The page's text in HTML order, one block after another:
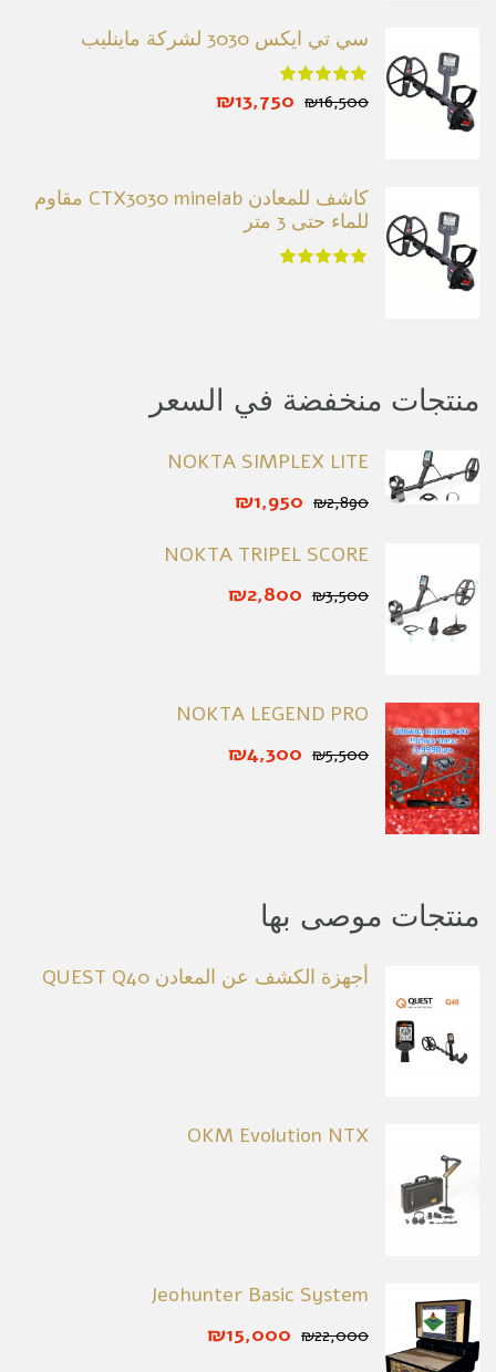
سي تي ايكس 3030 لشركة ماينليب
₪16,500
₪13,750
كاشف للمعادن CTX3030 minelab مقاوم
للماء حتى 3 متر
منتجات منخفضة في السعر
NOKTA SIMPLEX LITE
₪2,890
₪1,950
NOKTA TRIPEL SCORE
₪3,500
₪2,800
NOKTA LEGEND PRO
₪5,500
₪4,300
منتجات موصى بها
أجهزة الكشف عن المعادن QUEST Q40
OKM Evolution NTX
Jeohunter Basic System
₪22,000
₪15,000